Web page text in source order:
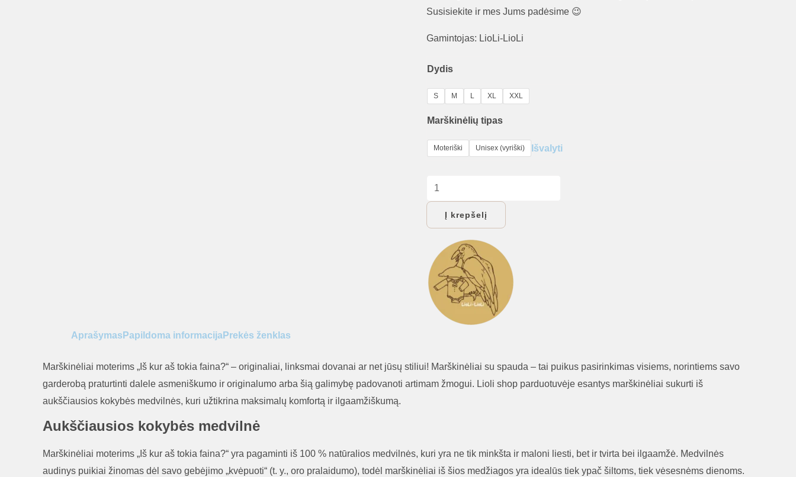
Susisiekite ir mes Jums padėsime 😉
Gamintojas: LioLi-LioLi
Dydis
S M L XL XXL
Marškinėlių tipas
Moteriški Unisex (vyriški) Išvalyti
produkto
kiekis:
Marškinėliai
kur
aš
tokia
faina?“
Į krepšelį
Aprašymas Papildoma informacijaPrekės ženklas
Marškinėliai moterims „Iš kur aš tokia faina?“ – originaliai, linksmai dovanai ar net jūsų stiliui! Marškinėliai su spauda – tai puikus pasirinkimas visiems, norintiems savo
garderobą praturtinti dalele asmeniškumo ir originalumo arba šią galimybę padovanoti artimam žmogui. Lioli shop parduotuvėje esantys marškinėliai sukurti iš
aukščiausios kokybės medvilnės, kuri užtikrina maksimalų komfortą ir ilgaamžiškumą.
Aukščiausios kokybės medvilnė
Marškinėliai moterims „Iš kur aš tokia faina?“ yra pagaminti iš 100 % natūralios medvilnės, kuri yra ne tik minkšta ir maloni liesti, bet ir tvirta bei ilgaamžė. Medvilnės
audinys puikiai žinomas dėl savo gebėjimo „kvėpuoti“ (t. y., oro pralaidumo), todėl marškinėliai iš šios medžiagos yra idealūs tiek ypač šiltoms, tiek vėsesnėms dienoms.